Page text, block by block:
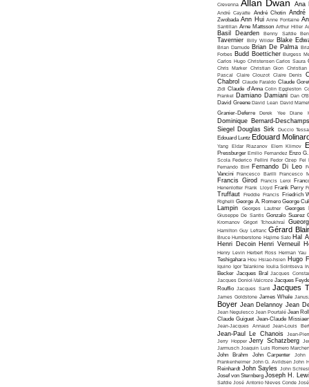
Crevenna Allan Dwan Ana
André Cayatte André Chotin André
Zwobada Ann Hui Anne Fontaine
Santillan Arne Mattsson Arthur Hiller
Basil Dearden Benny Safdie
Tavernier Billy Wilder Blake
Brian Damude Brian De Palma
Forbes Budd Boetticher Burgess
Carlos Hugo Christensen Carlos Saura
Chris Marker Christian Gion Christian
Pascal
Claire Clouzot Claire Denis
Chabrol
Claude Faraldo Claude
Zidi Claude d'Anna Colin Eggleston
Frankel Damiano Damiani Dan
David Greene David Lean David
Granier-Deferre
Derek Yee Diane
Dominique Bernard-
Siegel
Douglas Sirk Duccio
Edouard Luntz Edouard
Yang Eldar Riazanov Elem Klimov
Pressburger Emilio Fernandez Enzo
Scola Federico Fellini Fedor Ozep Fei
Fernando Birri Fernando Di Leo
Vancini Francesco Barilli Francesco
Francis Girod Francis Leroi
Henenlotter Frank Lloyd Frank Perry
Truffaut Freddie Francis Friedrich
Righelli George A. Romero George
Lampin Georges Lautner
Georges
Giuseppe De Santis Gonzalo Suarez
Kromanov Grigori Tchoukhraï
Hamilton Guy Lefranc Gérard
Bruce Humberstone Hajime Sato Hal
Henri Decoin Henri Verneuil
Henry Levin Herbert Ross Herman Yau
Teshigahara Hou Hsiao-hsien Hugo
Iquino Igor Talankine Ioulia Solntseva
Becker Jacques Bral Jacques
Jacques Doniol-Valcroze Jacques
Rouffio Jacques Santi Jacques
James Goldstone James Whale
Boyer Jean Delannoy Jean
Jean Negulesco Jean Pourtalé Jean
Claude Guiguet Jean-Claude
Jean-Jacques Annaud Jean-Louis
Jean-Paul Le Chanois
Jean-
Jerry Hopper Jerry Schatzberg
Jarmusch Joaquin Luis Romero
John Brahm
John Carpenter
John
Frankenheimer John G. Avildsen John
Reinhardt John Sayles John
Josef von Sternberg Joseph H.
Safdie José Antonio Nieves Conde